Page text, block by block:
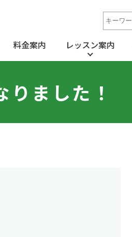
料金案内 レッスン案内
ました！